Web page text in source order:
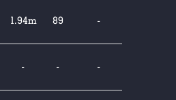
1.94m 89 -
- - -